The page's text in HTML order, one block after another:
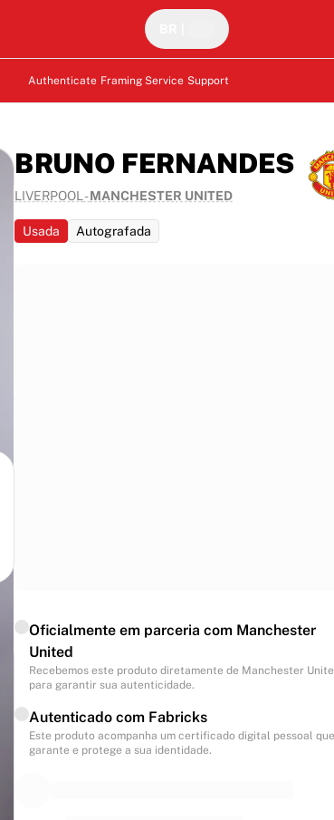
Authenticate Framing Service Support
BRUNO FERNANDES
LIVERPOOL -MANCHESTER UNITED
Usada Autografada
Oficialmente em parceria com Manchester
United
Recebemos este produto diretamente de Manchester
para garantir sua autenticidade.
Autenticado com Fabricks
Este produto acompanha um certificado digital pessoal que
garante e protege a sua identidade.